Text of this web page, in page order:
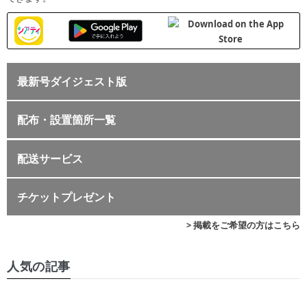
最新号ダイジェスト版
配布・設置箇所一覧
配送サービス
チケットプレゼント
> 掲載をご希望の方はこちら
人気の記事